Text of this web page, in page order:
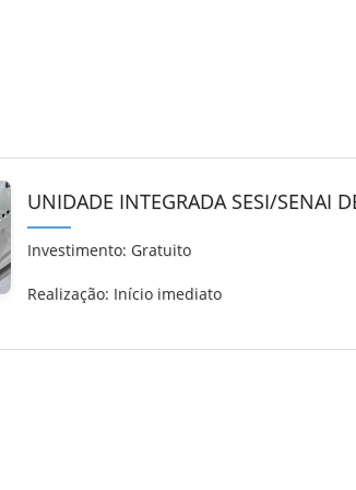
UNIDADE INTEGRADA SESI/SENAI
Investimento: Gratuito
Realização: Início imediato